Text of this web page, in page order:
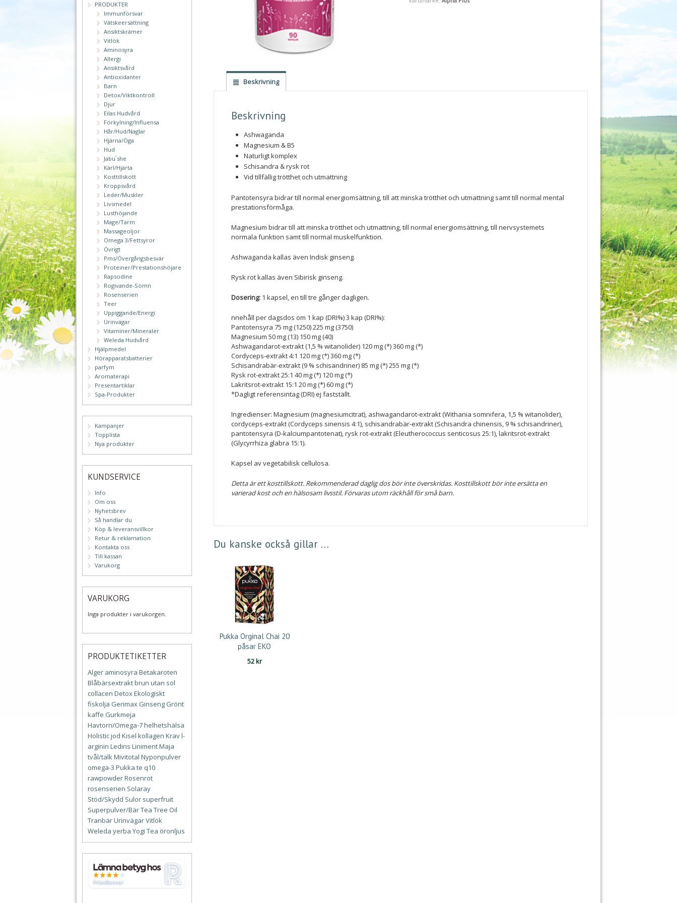
Beskrivning
Beskrivning
Ashwaganda
Magnesium & B5
Naturligt komplex
Schisandra & rysk rot
Vid tillfällig trötthet och utmattning
Pantotensyra bidrar till normal energiomsättning, till att minska trötthet och utmattning samt till normal mental
prestationsförmåga.
Magnesium bidrar till att minska trötthet och utmattning, till normal energiomsättning, till nervsystemets
normala funktion samt till normal muskelfunktion.
Ashwaganda kallas även Indisk ginseng.
Rysk rot kallas även Sibirisk ginseng.
Dosering: 1 kapsel, en till tre gånger dagligen.
nnehåll per dagsdos om 1 kap (DRI%) 3 kap (DRI%):
Pantotensyra 75 mg (1250) 225 mg (3750)
Magnesium 50 mg (13) 150 mg (40)
Ashwagandarot-extrakt (1,5 % witanolider) 120 mg (*) 360 mg (*)
Cordyceps-extrakt 4:1 120 mg (*) 360 mg (*)
Schisandrabär-extrakt (9 % schisandriner) 85 mg (*) 255 mg (*)
Rysk rot-extrakt 25:1 40 mg (*) 120 mg (*)
Lakritsrot-extrakt 15:1 20 mg (*) 60 mg (*)
*Dagligt referensintag (DRI) ej fastställt.
Ingredienser: Magnesium (magnesiumcitrat), ashwagandarot-extrakt (Withania somnifera, 1,5 % witanolider),
cordyceps-extrakt (Cordyceps sinensis 4:1), schisandrabär-extrakt (Schisandra chinensis, 9 % schisandriner),
pantotensyra (D-kalciumpantotenat), rysk rot-extrakt (Eleutherococcus senticosus 25:1), lakritsrot-extrakt
(Glycyrrhiza glabra 15:1).
Kapsel av vegetabilisk cellulosa.
Detta är ett kosttillskott. Rekommenderad daglig dos bör inte överskridas. Kosttillskott bör inte ersätta en
varierad kost och en hälsosam livsstil. Förvaras utom räckhåll för små barn.
Du kanske också gillar …
Pukka Orginal Chai 20
påsar EKO
52kr
PRODUKTER
Immunförsvar
Vätskeersättning
Ansiktskrämer
Vitlök
Aminosyra
Allergi
Ansiktsvård
Antioxidanter
Barn
Detox/Viktkontroll
Djur
Eilas Hudvård
Förkylning/Influensa
Hår/Hud/Naglar
Hjärna/Öga
Hud
Jabu´she
Kärl/Hjärta
Kosttillskott
Kroppsvård
Leder/Muskler
Livsmedel
Lusthöjande
Mage/Tarm
Massageoljor
Omega 3/Fettsyror
Övrigt
Pms/Övergångsbesvär
Proteiner/Prestationshöjare
Rapsodine
Rogivande-Sömn
Rosenserien
Teer
Uppiggande/Energi
Urinvägar
Vitaminer/Mineraler
Weleda Hudvård
Hjälpmedel
Hörapparatsbatterier
parfym
Aromaterapi
Presentartiklar
Spa-Produkter
Kampanjer
Topplista
Nya produkter
KUNDSERVICE
Info
Om oss
Nyhetsbrev
Så handlar du
Köp & leveransvillkor
Retur & reklamation
Kontakta oss
Till kassan
Varukorg
VARUKORG
Inga produkter i varukorgen.
PRODUKTETIKETTER
Alger aminosyra Betakaroten
Blåbärsextraktbrun utan sol
collacen DetoxEkologiskt
fiskolja Gerimax Ginseng Grönt
kaffe Gurkmeja
Havtorn/Omega-7helhetshälsa
Holisticjod Kisel kollagen Kravl-
arginin Ledins LinimentMaja
tvål/talkMivitotal Nyponpulver
omega-3 Pukka te q10
rawpowderRosenrot
rosenserien Solaray
Stöd/Skydd Sulor superfruit
Superpulver/BärTea Tree Oil
TranbärUrinvägarVitlök
Weleda yerba Yogi Tea öronljus